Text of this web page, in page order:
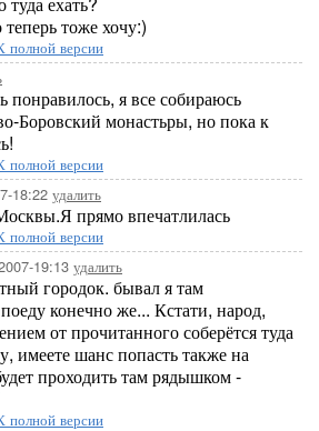
тоже хочу:)
полной версии
понравилось, я все собираюсь
Боровский монастьры, но пока к
полной версии
18:22 удалить
прямо впечатлилась
полной версии
19:13 удалить
городок. бывал я там
конечно же... Кстати, народ,
от прочитанного соберётся туда
имеете шанс попасть также на
проходить там рядышком -
полной версии